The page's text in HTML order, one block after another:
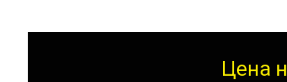
Цена